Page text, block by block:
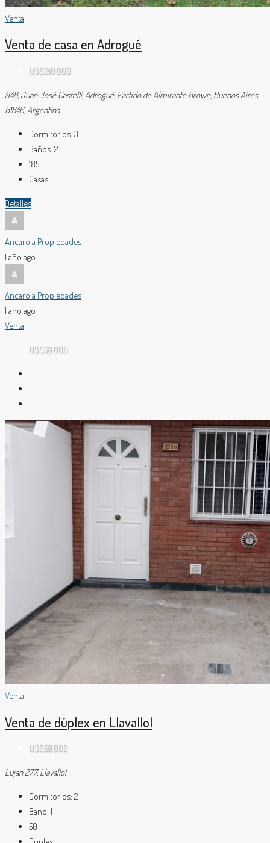
Venta
Venta de casa en Adrogué
U$S240.000
948, Juan José Castelli, Adrogué, Partido de Almirante Brown, Buenos Aires,
B1846, Argentina
Dormitorios: 3
Baños: 2
185
Casas
Detalles
Ancarola Propiedades
1 año ago
Ancarola Propiedades
1 año ago
Venta
U$S58.000
Venta
Venta de dúplex en Llavallol
U$S58.000
Luján 277, Llavallol
Dormitorios: 2
Baño: 1
50